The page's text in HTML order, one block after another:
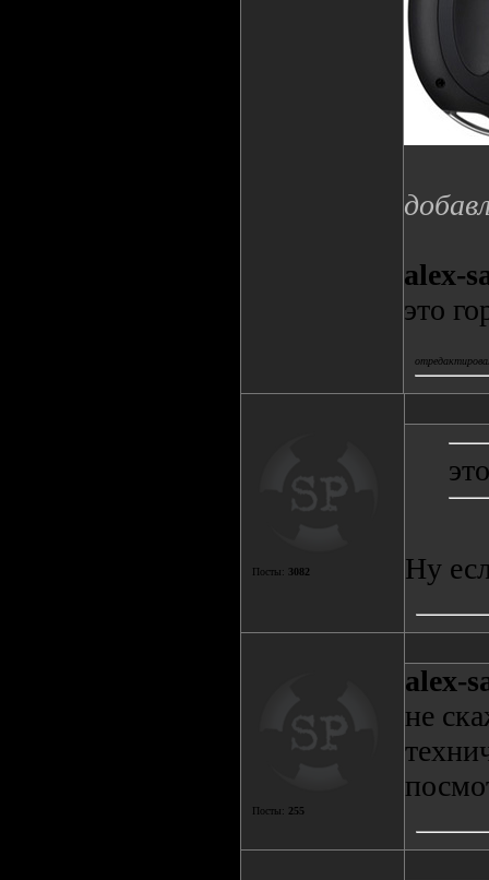
alex-
это
Посты: 3082 Ну
Посты: 255
alex-
не